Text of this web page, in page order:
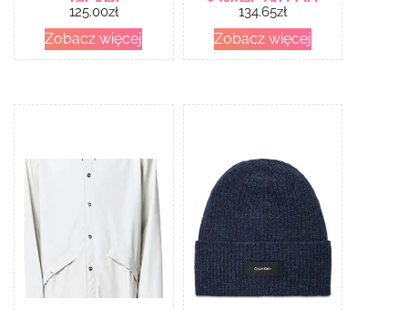
czerwona
CW6113 657
125.00zł
Zobacz więcej
Ciała 100 15
Kosmetyczka
Dla Kobiet
134.65zł
Zobacz więcej